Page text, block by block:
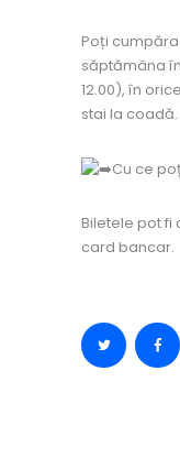
Poți
săptămâna
12.00), în
stai la coadă.
Cu ce
Biletele pot fi
card bancar.